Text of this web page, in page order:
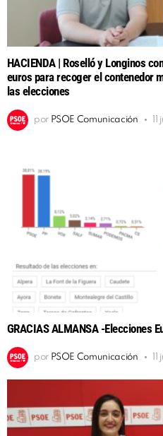
HACIENDA | Roselló y Longinos
euros para recoger el contenedor
las elecciones
por PSOE Comunicación
GRACIAS ALMANSA -Elecciones
por PSOE Comunicación